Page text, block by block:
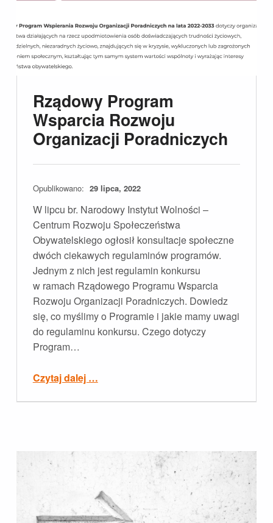
Rządowy Program
Wsparcia Rozwoju
Organizacji Poradniczych
Opublikowano: 29 lipca, 2022
W lipcu br. Narodowy Instytut Wolności –
Centrum Rozwoju Społeczeństwa
Obywatelskiego ogłosił konsultacje społeczne
dwóch ciekawych regulaminów programów.
Jednym z nich jest regulamin konkursu
w ramach Rządowego Programu Wsparcia
Rozwoju Organizacji Poradniczych. Dowiedz
się, co myślimy o Programie i jakie mamy uwagi
do regulaminu konkursu. Czego dotyczy
Program…
Czytaj dalej …